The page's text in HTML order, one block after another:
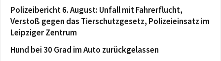
Polizeibericht 6. August: Unfall mit Fahrerflucht,
Verstoß gegen das Tierschutzgesetz, Polizeieinsatz im
Leipziger Zentrum
Hund bei 30 Grad im Auto zurückgelassen